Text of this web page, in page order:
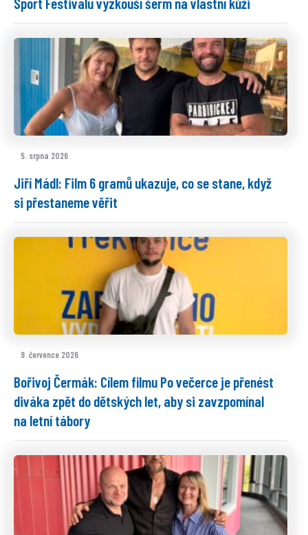
5. srpna 2026
Jiří Mádl: Film 6 gramů ukazuje, co se stane, když
si přestaneme věřit
9. července 2026
Bořivoj Čermák: Cílem filmu Po večerce je přenést
diváka zpět do dětských let, aby si zavzpomínal
na letní tábory